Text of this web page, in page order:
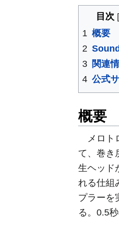
目次
1 概要
2
3 関連
4 公式
概要
メロト
て、巻き
生ヘッド
れる仕組
プラーを
る。0.5